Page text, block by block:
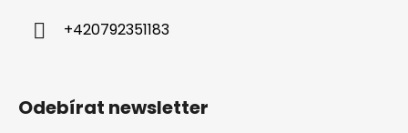
+420792351183
Odebírat newsletter